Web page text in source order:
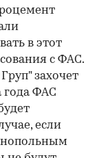
в этот
с ФАС.
захочет
года ФАС
если